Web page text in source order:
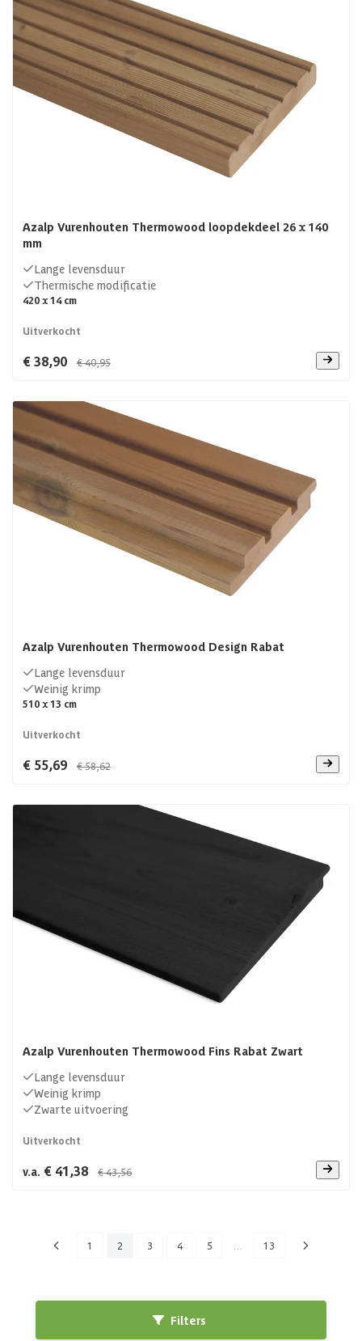
Azalp Vurenhouten Thermowood loopdekdeel 26 x 140
mm
Lange levensduur
Thermische modificatie
420 x 14 cm
Uitverkocht
€ 38,90 € 40,95
Azalp Vurenhouten Thermowood Design Rabat
Lange levensduur
Weinig krimp
510 x 13 cm
Uitverkocht
€ 55,69 € 58,62
Azalp Vurenhouten Thermowood Fins Rabat Zwart
Lange levensduur
Weinig krimp
Zwarte uitvoering
Uitverkocht
v.a. € 41,38 € 43,56
1 2 3 4 5 13
Filters